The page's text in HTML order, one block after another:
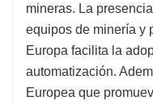
mineras. La
equipos de minería y
Europa facilita la
automatización.
Europea que